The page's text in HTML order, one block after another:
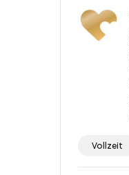
Vollzeit